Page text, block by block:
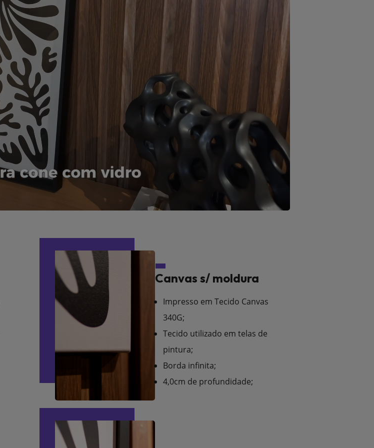
Canvas s/ moldura
Impresso em Tecido Canvas
340G;
Tecido utilizado em telas de
pintura;
Borda infinita;
4,0cm de profundidade;